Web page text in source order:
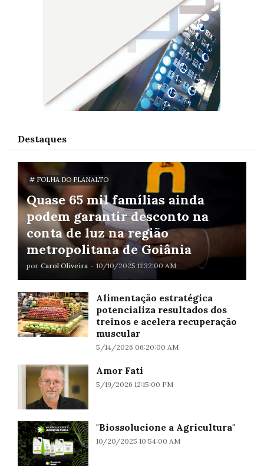
Destaques
# FOLHA DO PLANALTO
Quase 65 mil famílias ainda
podem garantir desconto na
conta de luz na região
metropolitana de Goiânia
por Carol Oliveira - 10/10/2025 11:32:00 AM
Alimentação estratégica
potencializa resultados dos
treinos e acelera recuperação
muscular
5/14/2026 06:20:00 AM
Amor Fati
5/19/2026 12:15:00 PM
"Biossolucione a Agricultura"
10/20/2025 10:54:00 AM